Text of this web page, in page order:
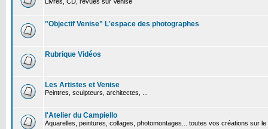
"Objectif Venise" L'espace des photographes
Rubrique Vidéos
Les Artistes et Venise
Peintres, sculpteurs, architectes, ...
l'Atelier du Campiello
Aquarelles, peintures, collages, photomontages... toutes vos créations sur le